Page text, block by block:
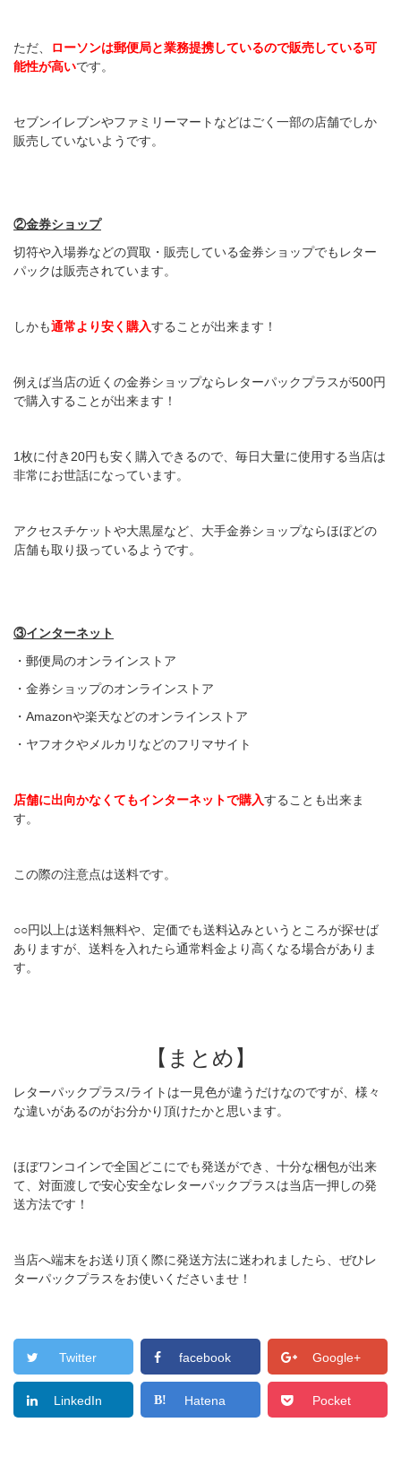
ただ、
ローソンは郵便局と業務提携しているので販売している可
能性が高いです。
セブンイレブンやファミリーマートなどはごく一部の店舗でしか
販売していないようです。
②金券ショップ
切符や入場券などの買取・販売している金券ショップでもレター
パックは販売されています。
しかも通常より安く購入することが出来ます！
例えば当店の近くの金券ショップならレターパックプラスが500円
で購入することが出来ます！
1枚に付き20円も安く購入できるので、毎日大量に使用する当店は
非常にお世話になっています。
アクセスチケットや大黒屋など、大手金券ショップならほぼどの
店舗も取り扱っているようです。
③インターネット
・郵便局のオンラインストア
・金券ショップのオンラインストア
・Amazonや楽天などのオンラインストア
・ヤフオクやメルカリなどのフリマサイト
店舗に出向かなくてもインターネットで購入することも出来ま
す。
この際の注意点は送料です。
○○円以上は送料無料や、定価でも送料込みというところが探せば
ありますが、送料を入れたら通常料金より高くなる場合がありま
す。
【まとめ】
レターパックプラス/ライトは一見色が違うだけなのですが、様々
な違いがあるのがお分かり頂けたかと思います。
ほぼワンコインで全国どこにでも発送ができ、十分な梱包が出来
て、対面渡しで安心安全なレターパックプラスは当店一押しの発
送方法です！
当店へ端末をお送り頂く際に発送方法に迷われましたら、ぜひレ
ターパックプラスをお使いくださいませ！
Twitter facebook Google+
LinkedIn Hatena Pocket